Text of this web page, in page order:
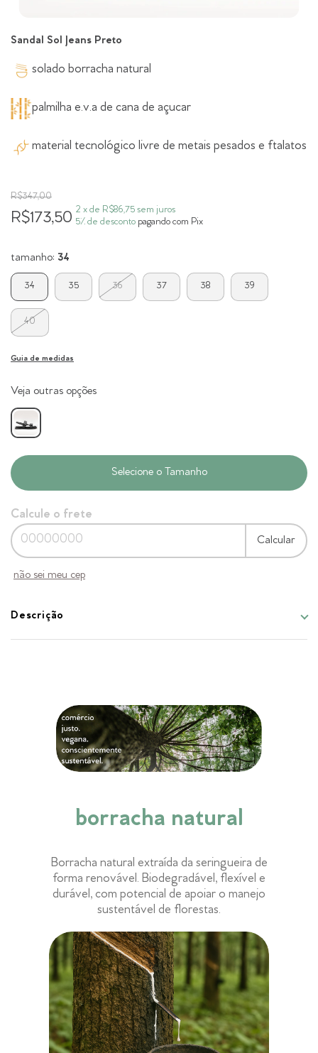
Sandal Sol Jeans Preto
solado borracha natural
palmilha e.v.a de cana de açucar
material tecnológico livre de metais pesados e ftalatos
R$347,00
R$173,50 2 x de R$86,75 sem juros
5% de desconto pagando com Pix
tamanho: 34
34 35 36 37 38 39
40
Guia de medidas
Veja outras opções
Calcule o frete
Calcular
não sei meu cep
Descrição
Composição:
parte superior: Material tecnológico, livre de metais pesados e ftalatos
100% vegano, sem nenhum componente de origem animal
palmilha: E.V.A proveniente cana de açúcar
cabedal: possui velcroborracha natural
Borracha natural extraída da seringueira de
forma renovável. Biodegradável, flexível e
durável, com potencial de apoiar o manejo
sustentável de florestas.